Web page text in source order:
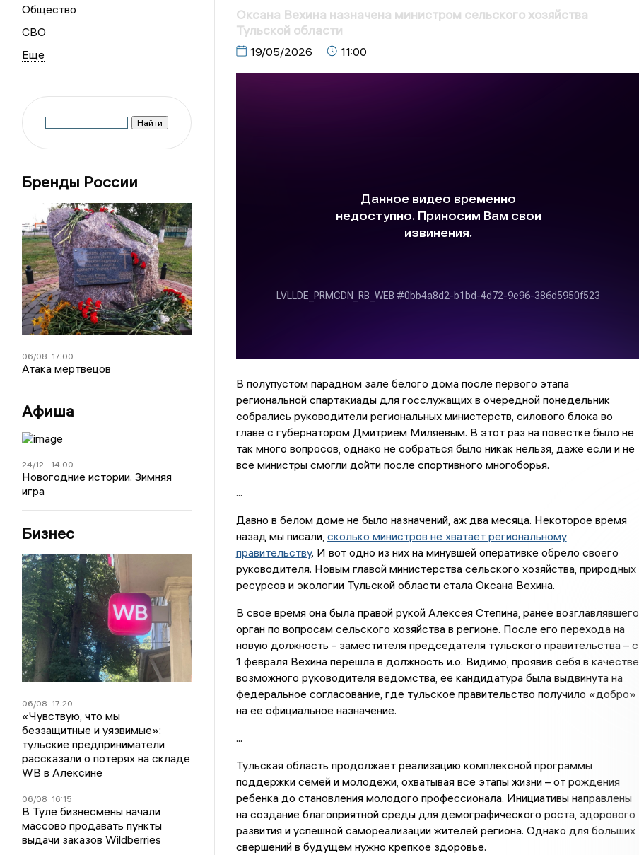
Общество
СВО
Бренды России
06/08 17:00
Атака мертвецов
Афиша
24/12 14:00
Новогодние истории. Зимняя
игра
Бизнес
06/08 17:20
«Чувствую, что мы
беззащитные и уязвимые»:
тульские предприниматели
рассказали о потерях на складе
WB в Алексине
06/08 16:15
В Туле бизнесмены начали
массово продавать пункты
выдачи заказов Wildberries
Оксана Вехина назначена министром сельского хозяйства
Тульской области
19/05/2026 11:00
В полупустом парадном зале белого дома после первого этапа
региональной спартакиады для госслужащих в очередной понедельник
собрались руководители региональных министерств, силового блока во
главе с губернатором Дмитрием Миляевым. В этот раз на повестке было не
так много вопросов, однако не собраться было никак нельзя, даже если и не
все министры смогли дойти после спортивного многоборья.
...
Давно в белом доме не было назначений, аж два месяца. Некоторое время
назад мы писали, сколько министров не хватает региональному
правительству. И вот одно из них на минувшей оперативке обрело своего
руководителя. Новым главой министерства сельского хозяйства, природных
ресурсов и экологии Тульской области стала Оксана Вехина.
В свое время она была правой рукой Алексея Степина, ранее возглавлявшего
орган по вопросам сельского хозяйства в регионе. После его перехода на
новую должность - заместителя председателя тульского правительства – с
1 февраля Вехина перешла в должность и.о. Видимо, проявив себя в качестве
возможного руководителя ведомства, ее кандидатура была выдвинута на
федеральное согласование, где тульское правительство получило «добро»
на ее официальное назначение.
...
Тульская область продолжает реализацию комплексной программы
поддержки семей и молодежи, охватывая все этапы жизни – от рождения
ребенка до становления молодого профессионала. Инициативы направлены
на создание благоприятной среды для демографического роста, здорового
развития и успешной самореализации жителей региона. Однако для больших
свершений в будущем нужно крепкое здоровье.